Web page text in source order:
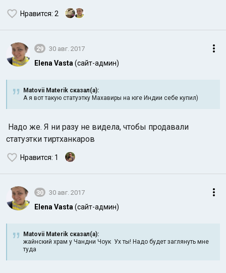
Нравится: 2
29 30 авг. 2017
Elena Vasta (сайт-админ)
Matovii Materik сказал(а):
А я вот такую статуэтку Махавиры на юге Индии себе купил)
Надо же. Я ни разу не видела, чтобы продавали
статуэтки тиртханкаров
Нравится: 1
30 30 авг. 2017
Elena Vasta (сайт-админ)
Matovii Materik сказал(а):
жайнский храм у Чандни Чоук Ух ты! Надо будет заглянуть мне
туда